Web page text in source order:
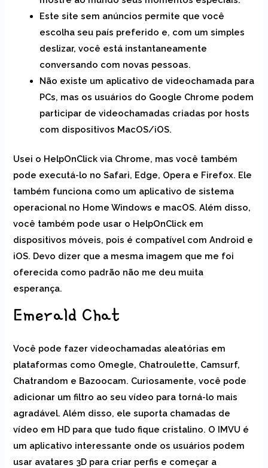
Este site sem anúncios permite que você
escolha seu país preferido e, com um simples
deslizar, você está instantaneamente
conversando com novas pessoas.
Não existe um aplicativo de videochamada para
PCs, mas os usuários do Google Chrome podem
participar de videochamadas criadas por hosts
com dispositivos MacOS/iOS.
Usei o HelpOnClick via Chrome, mas você também
pode executá-lo no Safari, Edge, Opera e Firefox. Ele
também funciona como um aplicativo de sistema
operacional no Home Windows e macOS. Além disso,
você também pode usar o HelpOnClick em
dispositivos móveis, pois é compatível com Android e
iOS. Devo dizer que a mesma imagem que me foi
oferecida como padrão não me deu muita
esperança.
Emerald Chat
Você pode fazer videochamadas aleatórias em
plataformas como Omegle, Chatroulette, Camsurf,
Chatrandom e Bazoocam. Curiosamente, você pode
adicionar um filtro ao seu vídeo para torná-lo mais
agradável. Além disso, ele suporta chamadas de
vídeo em HD para que tudo fique cristalino. O IMVU é
um aplicativo interessante onde os usuários podem
usar avatares 3D para criar perfis e começar a